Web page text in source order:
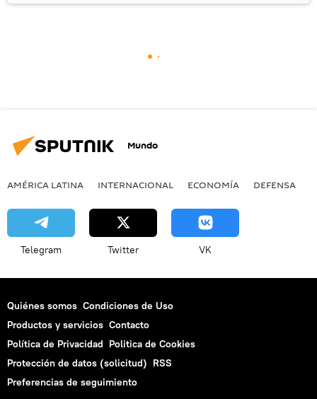
Mundo
AMÉRICA LATINA INTERNACIONAL ECONOMÍA DEFENSA
Telegram Twitter VK
Quiénes somos Condiciones de Uso
Productos y servicios Contacto
Política de Privacidad Politica de Cookies
Protección de datos (solicitud) RSS
Preferencias de seguimiento